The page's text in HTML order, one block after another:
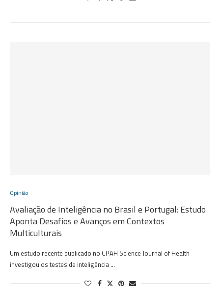
Opinião
Avaliação de Inteligência no Brasil e Portugal: Estudo
Aponta Desafios e Avanços em Contextos
Multiculturais
Um estudo recente publicado no CPAH Science Journal of Health
investigou os testes de inteligência …